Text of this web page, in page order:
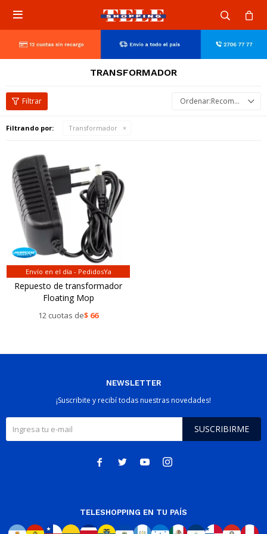

TRANSFORMADOR
Recomendados
Filtrando por: Transformador
Envío en el día - PedidosYa
Repuesto de transformador
Floating Mop
12 cuotas de$ 66
NEWSLETTER
¡Suscribite y recibí todas nuestras novedades!
SUSCRIBIRME
   
TELESHOPPING EN TU PAÍS